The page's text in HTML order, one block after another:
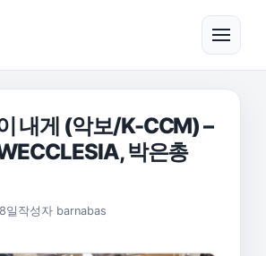
메뉴
내게 (악보/K-CCM) –
박은총
일 2025년 11월 17일
작성자 barnabas